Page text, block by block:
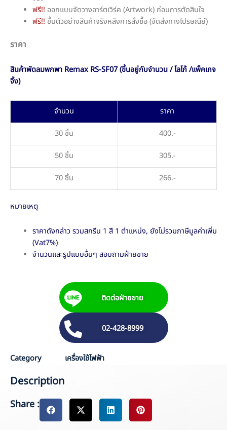
ฟรี!! ออกแบบจัดวางอาร์ตเวิร์ค (Artwork) ก่อนการตัดสินใจ
ฟรี!! ขึ้นตัวอย่างสินค้าจริงหลังการสั่งซื้อ (จัดส่งทางไปรษณีย์)
ราคา
สินค้าพัดลมพกพา Remax RS-SF07 (ขึ้นอยู่กับจำนวน / โลโก้ /แพ็คเกจ
จิ้ง)
จำนวน
ราคา
30 ชิ้น
400.-
50 ชิ้น
305.-
70 ชิ้น
266.-
หมายเหตุ
ราคาดังกล่าว รวมสกรีน 1 สี 1 ตำแหน่ง, ยังไม่รวมภาษีมูลค่าเพิ่ม
(Vat7%)
จำนวนและรูปแบบอื่นๆ สอบถามฝ่ายขาย
ติดต่อฝ่ายขาย
02-428-8999
Category เครื่องใช้ไฟฟ้า
Description
Share :